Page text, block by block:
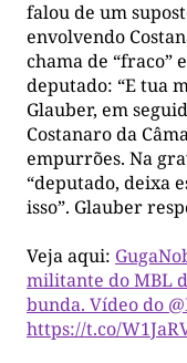
falou de um
envolvendo
chama de “fraco”
deputado: “E tua
Glauber, em
Costanaro da
empurrões. Na
“deputado, deixa
isso”. Glauber
Veja aqui:
militante do MBL
bunda. Vídeo do
https://t.co/